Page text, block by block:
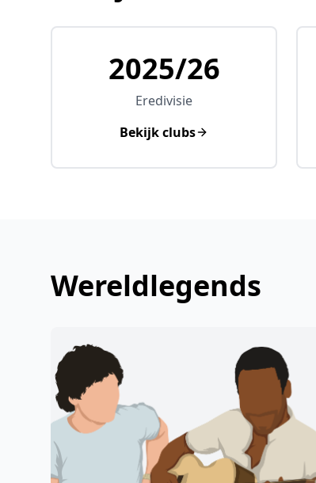
2025/26
Eredivisie
Bekijk clubs
Wereldlegends